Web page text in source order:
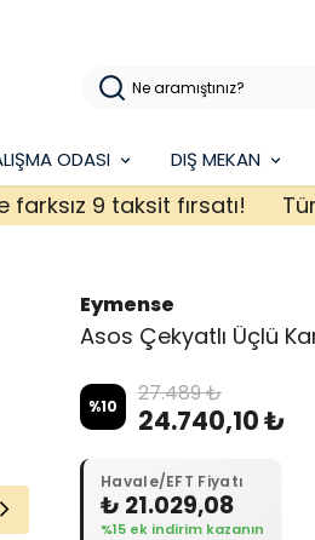
ODASI DIŞ MEKAN
9 taksit fırsatı! Tüm
Eymense
Asos Çekyatlı Üçlü
%10 27.489 ₺
24.740,10 ₺
Havale/EFT Fiyatı
₺ 21.029,08
%15 ek indirim kazanın